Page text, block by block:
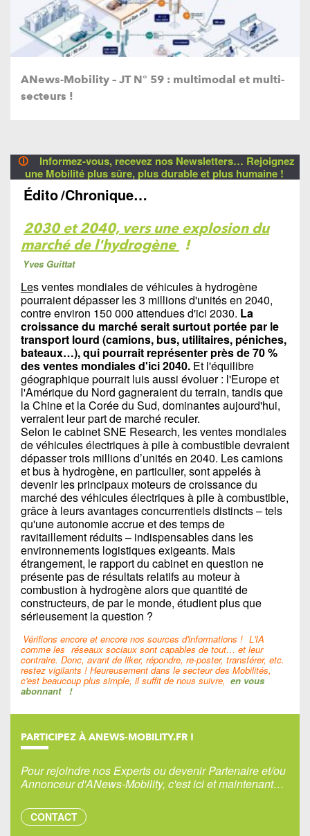
ANews-Mobility – JT N° 59 : multimodal et multi-
secteurs !
🛈
Informez-vous, recevez nos Newsletters… Rejoignez
une Mobilité plus sûre, plus durable et plus humaine !
Édito/Chronique…
2030 et 2040, vers une explosion du
marché de l'hydrogène !
Yves Guittat
Les ventes mondiales de véhicules à hydrogène
pourraient dépasser les 3 millions d'unités en 2040,
contre environ 150 000 attendues d'ici 2030. La
croissance du marché serait surtout portée par le
transport lourd (camions, bus, utilitaires, péniches,
bateaux…), qui pourrait représenter près de 70 %
des ventes mondiales d'ici 2040. Et l'équilibre
géographique pourrait luis aussi évoluer : l'Europe et
l'Amérique du Nord gagneraient du terrain, tandis que
la Chine et la Corée du Sud, dominantes aujourd'hui,
verraient leur part de marché reculer.
Selon le cabinet SNE Research, les ventes mondiales
de véhicules électriques à pile à combustible devraient
dépasser trois millions d’unités en 2040. Les camions
et bus à hydrogène, en particulier, sont appelés à
devenir les principaux moteurs de croissance du
marché des véhicules électriques à pile à combustible,
grâce à leurs avantages concurrentiels distincts – tels
qu'une autonomie accrue et des temps de
ravitaillement réduits – indispensables dans les
environnements logistiques exigeants. Mais
étrangement, le rapport du cabinet en question ne
présente pas de résultats relatifs au moteur à
combustion à hydrogène alors que quantité de
constructeurs, de par le monde, étudient plus que
sérieusement la question ?
Vérifions encore et encore nos sources d'informations ! L'IA
comme les réseaux sociaux sont capables de tout… et leur
contraire. Donc, avant de liker, répondre, re-poster, transférer, etc.
restez vigilants ! Heureusement dans le secteur des Mobilités,
c'est beaucoup plus simple, il suffit de nous suivre, en vous
abonnant !
PARTICIPEZ À ANEWS-MOBILITY.FR !
Pour rejoindre nos Experts ou devenir Partenaire et/ou
Annonceur d'ANews-Mobility, c'est ici et maintenant…
CONTACT